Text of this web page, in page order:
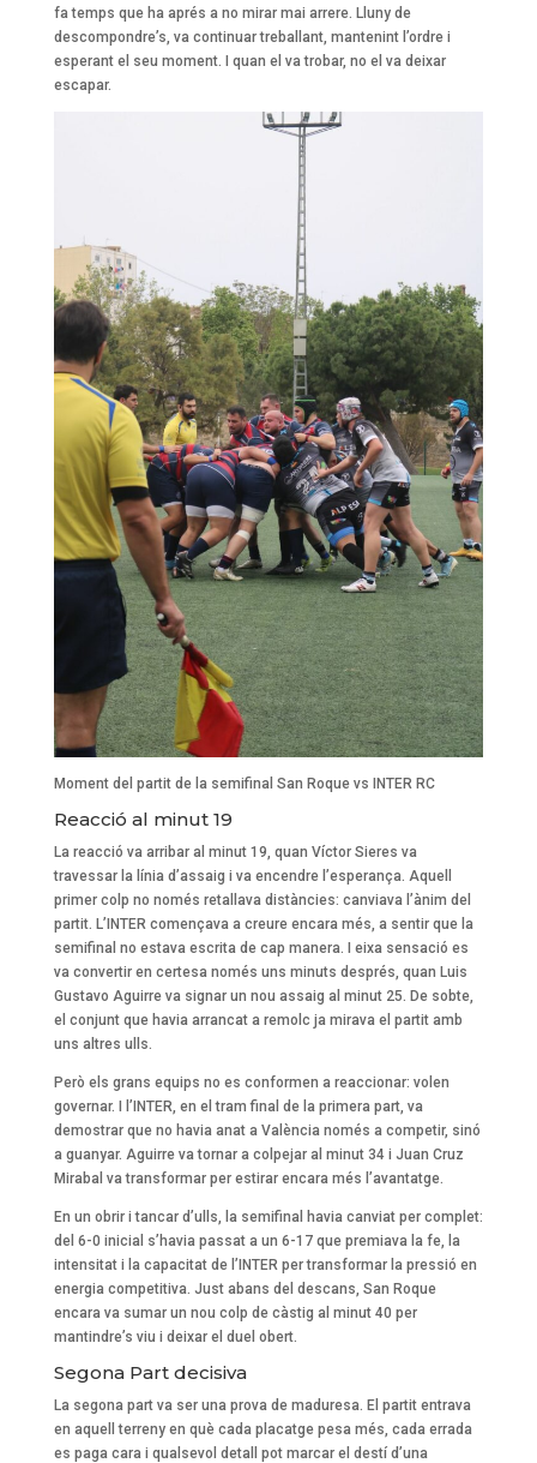
fa temps que ha aprés a no mirar mai arrere. Lluny de
descompondre’s, va continuar treballant, mantenint l’ordre i
esperant el seu moment. I quan el va trobar, no el va deixar
escapar.
Moment del partit de la semifinal San Roque vs INTER RC
Reacció al minut 19
La reacció va arribar al minut 19, quan Víctor Sieres va
travessar la línia d’assaig i va encendre l’esperança. Aquell
primer colp no només retallava distàncies: canviava l’ànim del
partit. L’INTER començava a creure encara més, a sentir que la
semifinal no estava escrita de cap manera. I eixa sensació es
va convertir en certesa només uns minuts després, quan Luis
Gustavo Aguirre va signar un nou assaig al minut 25. De sobte,
el conjunt que havia arrancat a remolc ja mirava el partit amb
uns altres ulls.
Però els grans equips no es conformen a reaccionar: volen
governar. I l’INTER, en el tram final de la primera part, va
demostrar que no havia anat a València només a competir, sinó
a guanyar. Aguirre va tornar a colpejar al minut 34 i Juan Cruz
Mirabal va transformar per estirar encara més l’avantatge.
En un obrir i tancar d’ulls, la semifinal havia canviat per complet:
del 6-0 inicial s’havia passat a un 6-17 que premiava la fe, la
intensitat i la capacitat de l’INTER per transformar la pressió en
energia competitiva. Just abans del descans, San Roque
encara va sumar un nou colp de càstig al minut 40 per
mantindre’s viu i deixar el duel obert.
Segona Part decisiva
La segona part va ser una prova de maduresa. El partit entrava
en aquell terreny en què cada placatge pesa més, cada errada
es paga cara i qualsevol detall pot marcar el destí d’una